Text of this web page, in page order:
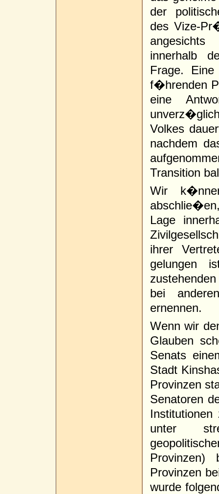
der
des Vize-
angesichts
innerhalb
Frage.
f�hrenden
eine
Volkes
nachdem
Transition
Wir
Lage
ihrer
gelungen
bei
ernennen.
Wenn wir
Glauben
Senats
Stadt
Provinzen
Senatoren
unter
Provinzen
wurde